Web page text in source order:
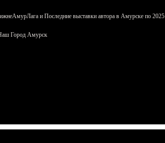
и Последние выставки автора в Амурске по 2025
Наш Город Амурск